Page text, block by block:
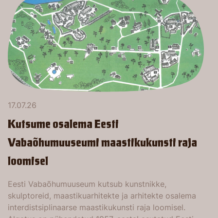
17.07.26
Kutsume osalema Eesti
Vabaõhumuuseumi maastikukunsti raja
loomisel
Eesti Vabaõhumuuseum kutsub kunstnikke,
skulptoreid, maastikuarhitekte ja arhitekte osalema
interdistsiplinaarse maastikukunsti raja loomisel.